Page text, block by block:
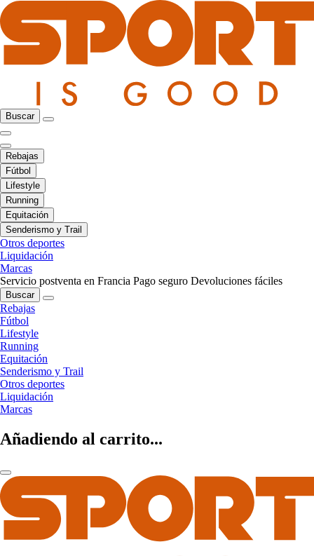
Buscar
Rebajas
Fútbol
Lifestyle
Running
Equitación
Senderismo y Trail
Otros deportes
Liquidación
Marcas
Servicio postventa en Francia Pago seguro Devoluciones fáciles
Buscar
Rebajas
Fútbol
Lifestyle
Running
Equitación
Senderismo y Trail
Otros deportes
Liquidación
Marcas
Añadiendo al carrito...